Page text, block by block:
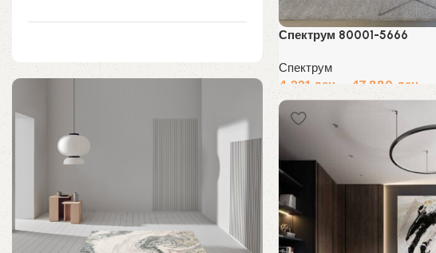
Спектрум 80001-5666
Спектрум
4,221 ден 47,880 ден